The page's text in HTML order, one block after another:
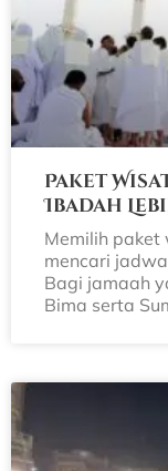
Paket
Ibadah
Memilih paket
mencari
Bagi jamaah
Bima serta